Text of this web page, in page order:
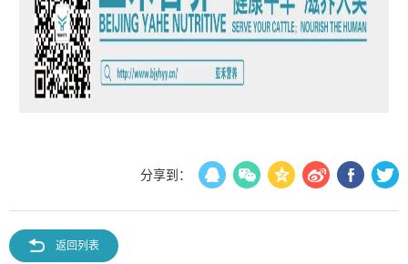
分享到：
返回列表